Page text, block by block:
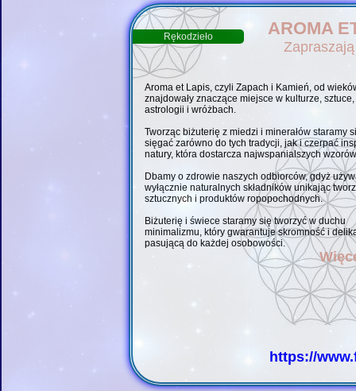
Rękodzieło AROMA
Aroma et Lapis, czyli Zapach i Kamień, od
znajdowały znaczące miejsce w kulturze,
astrologii i wróżbach.
Tworząc biżuterię z miedzi i minerałów staramy
sięgać zarówno do tych tradycji, jak i czerpać
natury, która dostarcza najwspanialszych
Dbamy o zdrowie naszych odbiorców, gdyż
wyłącznie naturalnych składników unikając
sztucznych i produktów ropopochodnych.
Biżuterię i świece staramy się tworzyć w duchu
minimalizmu, który gwarantuje skromność i
pasującą do każdej osobowości.
https://